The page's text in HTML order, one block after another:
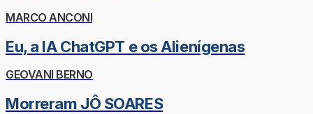
MARCO ANCONI
Eu, a IA ChatGPT e os Alienígenas
GEOVANI BERNO
Morreram JÔ SOARES